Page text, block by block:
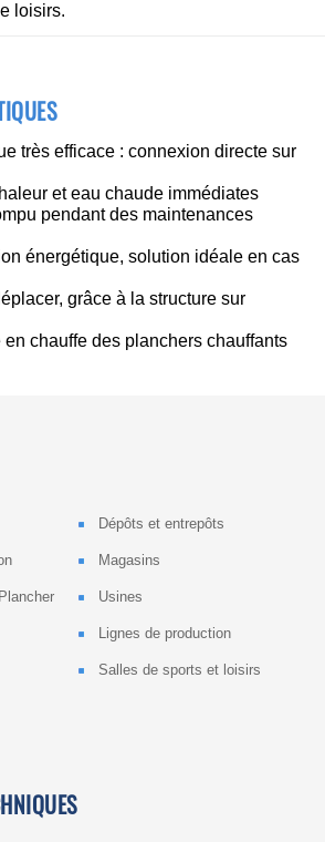
loisirs.
très efficace : connexion directe sur
et eau chaude immédiates
pendant des maintenances
énergétique, solution idéale en cas
grâce à la structure sur
chauffe des planchers chauffants
Dépôts et entrepôts
Magasins
Usines
Lignes de production
Salles de sports et loisirs